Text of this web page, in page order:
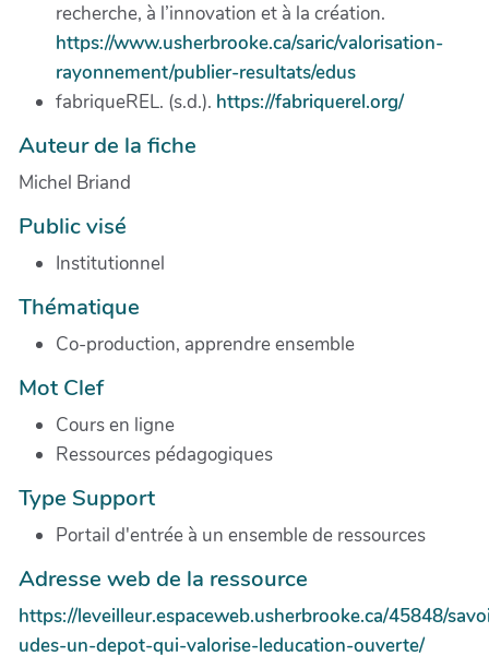
recherche, à l’innovation et à la création.
https://www.usherbrooke.ca/saric/valorisation-
rayonnement/publier-resultats/edus
fabriqueREL. (s.d.). https://fabriquerel.org/
Auteur de la fiche
Michel Briand
Public visé
Institutionnel
Thématique
Co-production, apprendre ensemble
Mot Clef
Cours en ligne
Ressources pédagogiques
Type Support
Portail d'entrée à un ensemble de ressources
Adresse web de la ressource
https://leveilleur.espaceweb.usherbrooke.ca/45848/
udes-un-depot-qui-valorise-leducation-ouverte/